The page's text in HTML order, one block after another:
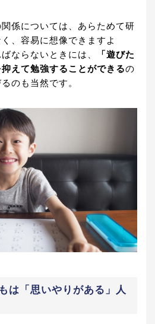
係については、あらためて研
、容易に想像できますよ
ならないときには、
「遊びた
えて勉強することができるの
のも当然です。
は「思いやりがある」人